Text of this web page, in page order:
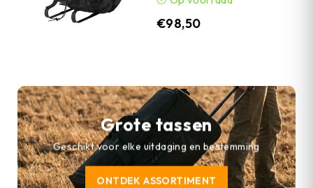
€98,50
Grote tassen
Geschikt voor elke uitdaging en bestemming
ONTDEK ASSORTIMENT